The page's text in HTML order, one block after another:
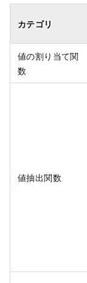
カテゴリ
値の割り当て関
数
値抽出関数